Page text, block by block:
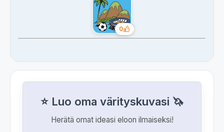
0
Tykkäykset
⭐ Luo oma värityskuvasi 🦄
Herätä omat ideasi eloon ilmaiseksi!